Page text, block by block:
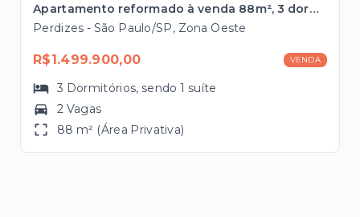
Apartamento reformado à venda 88m², 3 dormitórios em Perdizes
Perdizes - São Paulo/SP, Zona Oeste
R$1.499.900,00 VENDA
3 Dormitórios, sendo1 suíte
2 Vagas
88 m² (Área Privativa)